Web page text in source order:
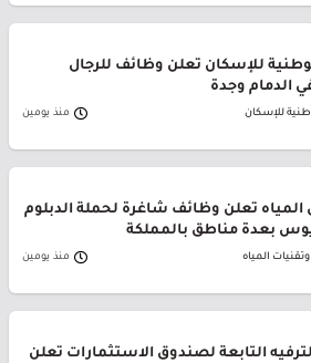
للإسكان تعلن وظائف للرجال
الدمام وجدة
للإسكان منذ يومين
تعلن وظائف شاغرة لحملة الدبلوم
بعدة مناطق بالمملكة
المياه منذ يومين
التابعة لصندوق الاستثمارات تعلن